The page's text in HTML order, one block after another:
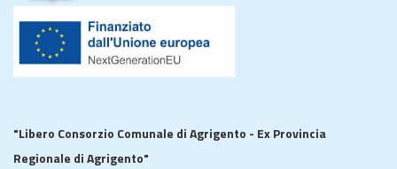
"Libero Consorzio Comunale di Agrigento - Ex Provincia
Regionale di Agrigento"